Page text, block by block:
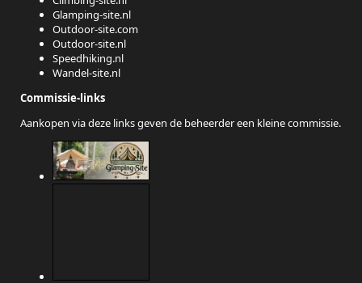
Glamping-site.nl
Outdoor-site.com
Outdoor-site.nl
Speedhiking.nl
Wandel-site.nl
Commissie-links
Aankopen via deze links geven de beheerder een kleine commissie.